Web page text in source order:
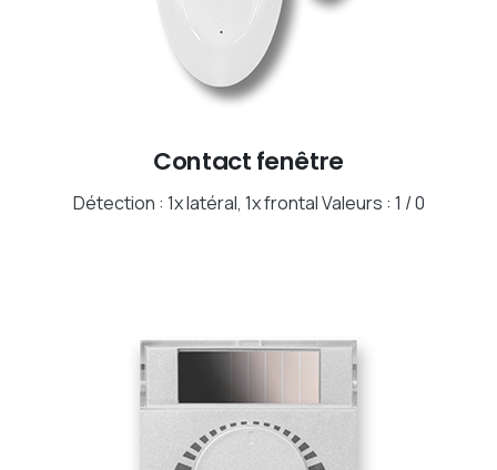
Contact fenêtre
Détection : 1x latéral, 1x frontal Valeurs : 1 / 0